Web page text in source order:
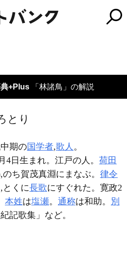
+Plus 「林諸鳥」の解説
とり
期の国学者,歌人 。
4日生まれ。江戸の人。 荷田
ち賀茂真淵にまなぶ。 律令
とくに長歌にすぐれた。寛政2
本姓は塩瀬。 通称は和助。 別
記歌集」など。